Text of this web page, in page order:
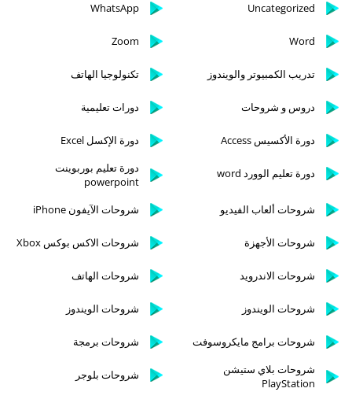
Uncategorized
WhatsApp
Word
Zoom
تدريب الكمبيوتر والويندوز تكنولوجيا الهاتف
دروس و شروحات دورات تعليمية
دورة الأكسيس Access دورة الإكسل Excel
دورة تعليم الوورد word
دورة تعليم بوربوينت
powerpoint
شروحات ألعاب الفيديو
شروحات الآيفون iPhone
شروحات الأجهزة شروحات الاكس بوكس Xbox
شروحات الاندرويد شروحات الهاتف
شروحات الويندوز شروحات الويندوز
شروحات برامج مايكروسوفت
شروحات برمجة
شروحات بلاي ستيشن
PlayStation
شروحات بلوجر